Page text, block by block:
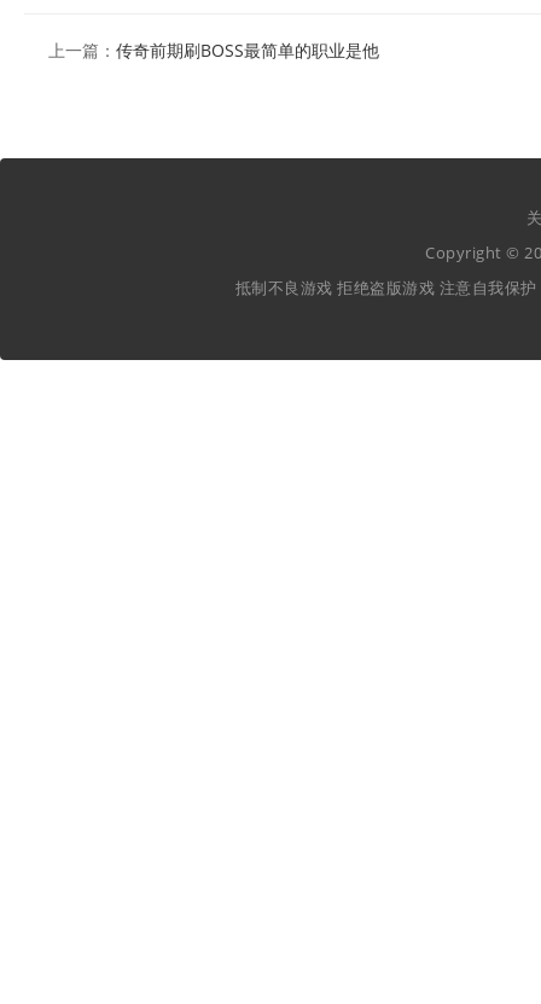
上一篇： 传奇前期刷BOSS最简单的职业是他
Copyright ©
抵制不良游戏 拒绝盗版游戏 注意自我保